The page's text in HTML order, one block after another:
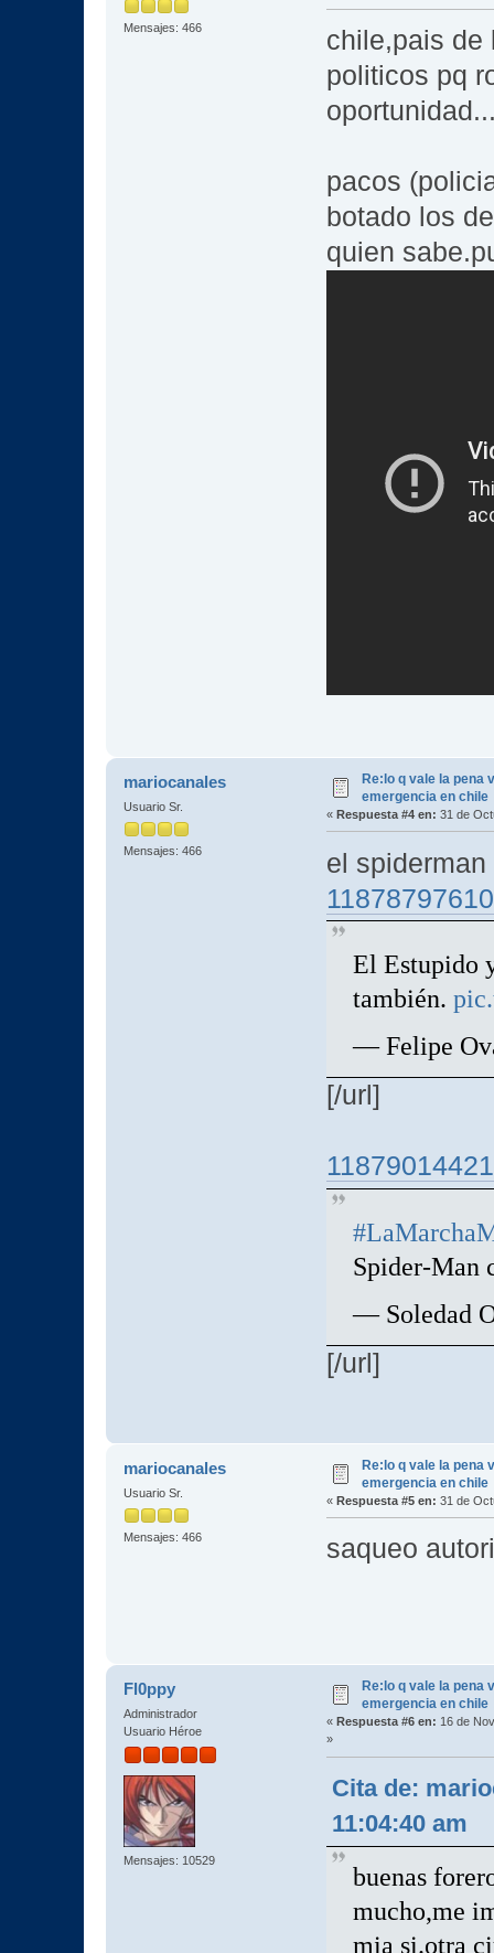
Mensajes: 466
chile,pais de
politicos pq
pacos
botado los
quien
mariocanales
Usuario Sr.
Mensajes: 466
Re:lo q vale la pena
emergencia en chile
« Respuesta #4 en: 31 de
el
El Estupido
también.
— Felipe
[/url]
Spider-
— Soledad
[/url]
mariocanales
Usuario Sr.
Mensajes: 466
Re:lo q vale la pena
emergencia en chile
« Respuesta #5 en: 31 de
saqueo
Fl0ppy
Administrador
Usuario Héroe
Mensajes: 10529
Re:lo q vale la pena
emergencia en chile
« Respuesta #6 en: 16 de
»
Cita de:
11:04:40 am
buenas
mucho,me
mia si.otra